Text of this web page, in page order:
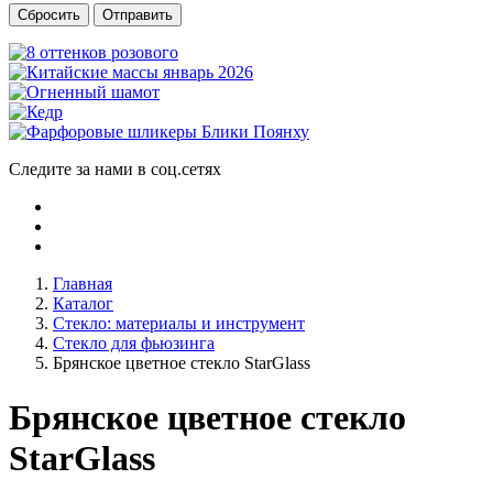
Сбросить Отправить
Следите за нами в соц.сетях
Главная
Каталог
Стекло: материалы и инструмент
Стекло для фьюзинга
Брянское цветное стекло StarGlass
Брянское цветное стекло
StarGlass